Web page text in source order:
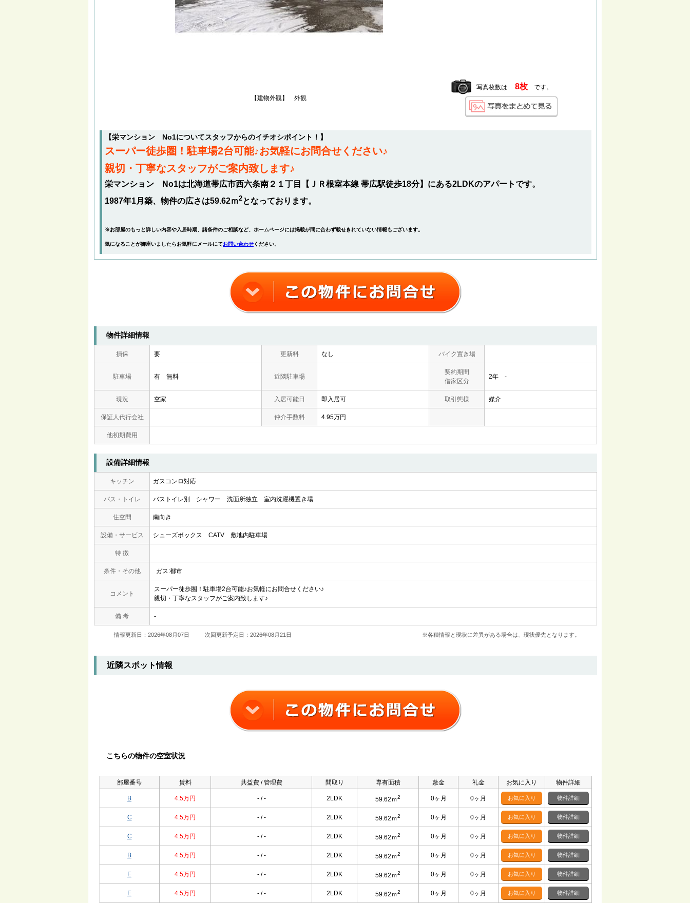
【建物外観】 外観
写真枚数は 8枚です。
【栄マンション No1についてスタッフからのイチオシポイント！】
スーパー徒歩圏！駐車場2台可能♪お気軽にお問合せください♪
親切・丁寧なスタッフがご案内致します♪
栄マンション No1は北海道帯広市西六条南２１丁目【ＪＲ根室本線 帯広駅徒歩18分】にある2LDKのアパートです。
1987年1月築、物件の広さは59.62ｍ2となっております。
※お部屋のもっと詳しい内容や入居時期、諸条件のご相談など、ホームページには掲載が間に合わず載せきれていない情報もございます。
気になることが御座いましたらお気軽にメールにてお問い合わせください。
物件詳細情報
損保 要 更新料 なし バイク置き場
駐車場 有 無料 近隣駐車場
契約期間
借家区分
2年 -
現況 空家 入居可能日 即入居可 取引態様 媒介
保証人代行会社 仲介手数料 4.95万円
他初期費用
設備詳細情報
キッチン ガスコンロ対応
バス・トイレ バストイレ別 シャワー 洗面所独立 室内洗濯機置き場
住空間 南向き
設備・サービス シューズボックス CATV 敷地内駐車場
特 徴
条件・その他 ガス:都市
コメント
スーパー徒歩圏！駐車場2台可能♪お気軽にお問合せください♪
親切・丁寧なスタッフがご案内致します♪
備 考 -
情報更新日：2026年08月07日 次回更新予定日：2026年08月21日 ※各種情報と現状に差異がある場合は、現状優先となります。
近隣スポット情報
こちらの物件の空室状況
部屋番号 賃料 共益費 / 管理費 間取り 専有面積 敷金 礼金 お気に入り 物件詳細
B 4.5万円 - / - 2LDK 59.62ｍ2 0ヶ月 0ヶ月 お気に入り 物件詳細
C 4.5万円 - / - 2LDK 59.62ｍ2 0ヶ月 0ヶ月 お気に入り 物件詳細
C 4.5万円 - / - 2LDK 59.62ｍ2 0ヶ月 0ヶ月 お気に入り 物件詳細
B 4.5万円 - / - 2LDK 59.62ｍ2 0ヶ月 0ヶ月 お気に入り 物件詳細
E 4.5万円 - / - 2LDK 59.62ｍ2 0ヶ月 0ヶ月 お気に入り 物件詳細
E 4.5万円 - / - 2LDK 59.62ｍ2 0ヶ月 0ヶ月 お気に入り 物件詳細